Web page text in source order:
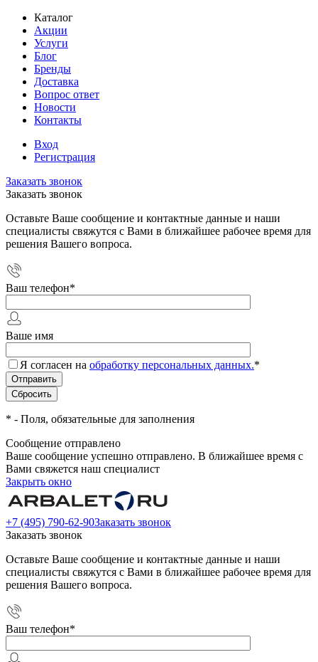
Каталог
Акции
Услуги
Блог
Бренды
Доставка
Вопрос ответ
Новости
Контакты
Вход
Регистрация
Заказать звонок
Заказать звонок
Оставьте Ваше сообщение и контактные данные и наши
специалисты свяжутся с Вами в ближайшее рабочее время для
решения Вашего вопроса.
Ваш телефон*
Ваше имя
Я согласен на обработку персональных данных.*
* - Поля, обязательные для заполнения
Сообщение отправлено
Ваше сообщение успешно отправлено. В ближайшее время с
Вами свяжется наш специалист
Закрыть окно
+7 (495) 790-62-90Заказать звонок
Заказать звонок
Оставьте Ваше сообщение и контактные данные и наши
специалисты свяжутся с Вами в ближайшее рабочее время для
решения Вашего вопроса.
Ваш телефон*